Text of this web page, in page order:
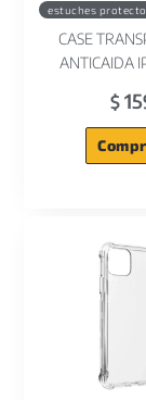
estuches
CASE
ANTICAIDA
$